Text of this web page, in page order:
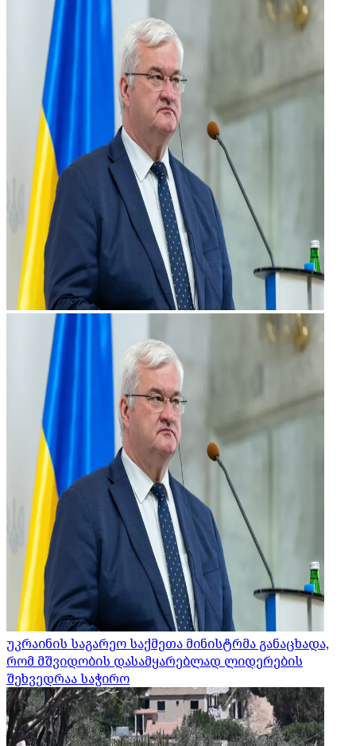
უკრაინის საგარეო საქმეთა მინისტრმა განაცხადა,
რომ მშვიდობის დასამყარებლად ლიდერების
შეხვედრაა საჭირო